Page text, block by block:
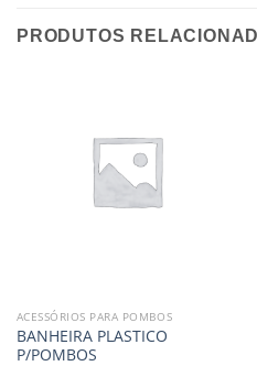
PRODUTOS
ACESSÓRIOS PARA POMBOS
BANHEIRA PLASTICO
P/POMBOS